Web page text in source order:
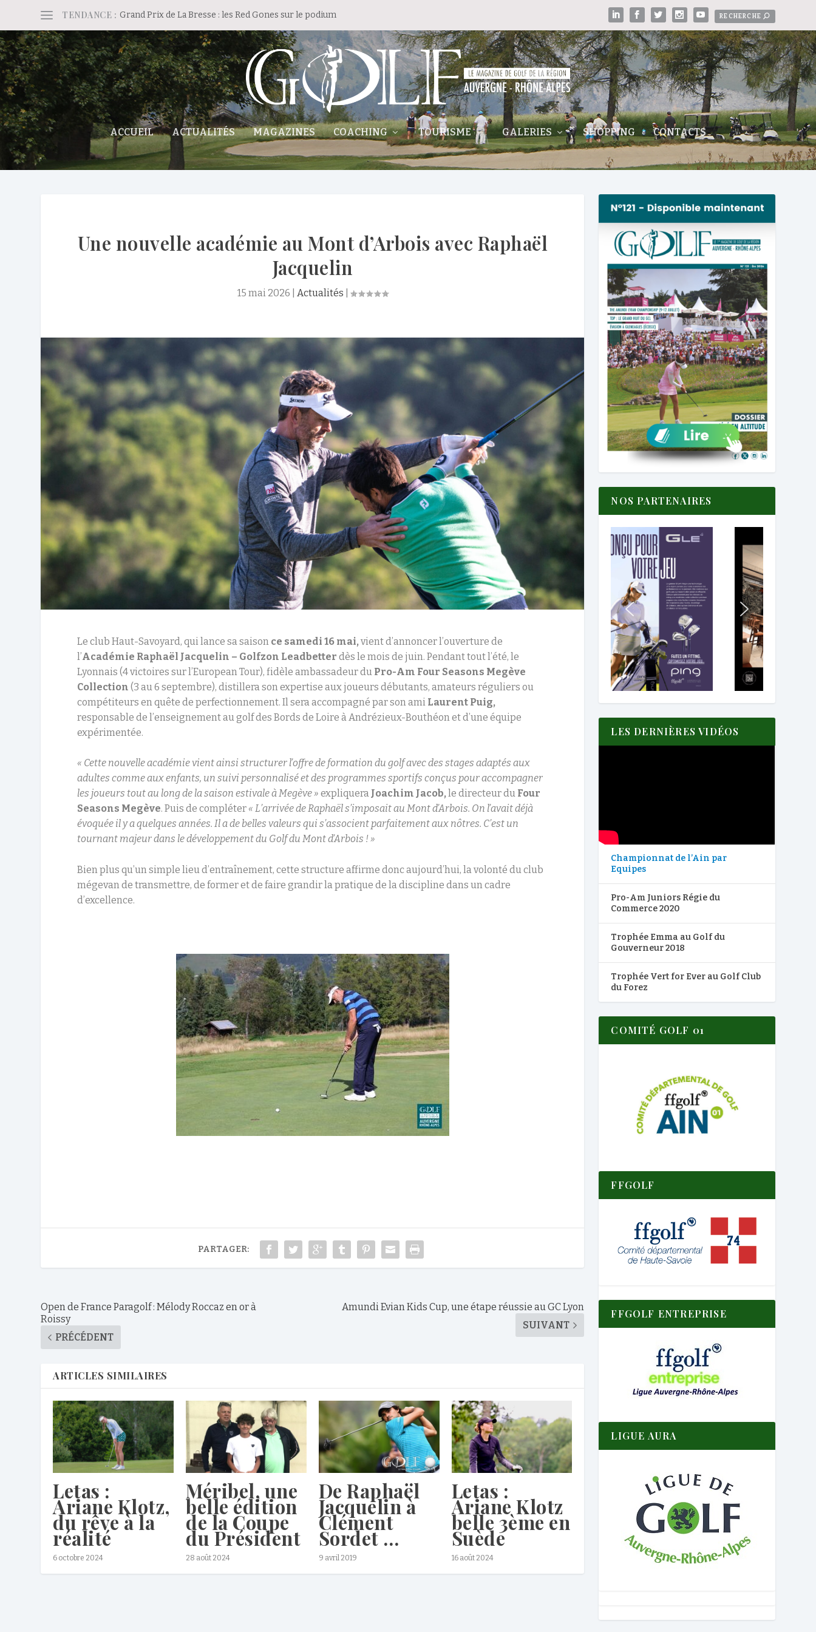
TENDANCE : Grand Prix de La Bresse : les Red Gones sur le podium
ACCUEIL ACTUALITÉS MAGAZINES COACHING TOURISME GALERIES SHOPPING CONTACTS
Une nouvelle académie au Mont d’Arbois avec Raphaël
Jacquelin
15 mai 2026 Actualités
Le club Haut-Savoyard, qui lance sa saison ce samedi 16 mai, vient d’annoncer l’ouverture de
l’Académie Raphaël Jacquelin – Golfzon Leadbetter dès le mois de juin. Pendant tout l’été, le
Lyonnais (4 victoires sur l’European Tour), fidèle ambassadeur du Pro-Am Four Seasons Megève
Collection (3 au 6 septembre), distillera son expertise aux joueurs débutants, amateurs réguliers ou
compétiteurs en quête de perfectionnement. Il sera accompagné par son ami Laurent Puig,
responsable de l’enseignement au golf des Bords de Loire à Andrézieux-Bouthéon et d’une équipe
expérimentée.
« Cette nouvelle académie vient ainsi structurer l’offre de formation du golf avec des stages adaptés aux
adultes comme aux enfants, un suivi personnalisé et des programmes sportifs conçus pour accompagner
les joueurs tout au long de la saison estivale à Megève » expliquera Joachim Jacob,le directeur du Four
Seasons Megève. Puis de compléter « L’arrivée de Raphaël s’imposait au Mont d’Arbois. On l’avait déjà
évoquée il y a quelques années. Il a de belles valeurs qui s’associent parfaitement aux nôtres. C’est un
tournant majeur dans le développement du Golf du Mont d’Arbois ! »
Bien plus qu’un simple lieu d’entraînement, cette structure affirme donc aujourd’hui, la volonté du club
mégevan de transmettre, de former et de faire grandir la pratique de la discipline dans un cadre
d’excellence.
PARTAGER:
Open de France Paragolf : Mélody Roccaz en or à
Roissy
PRÉCÉDENT
Amundi Evian Kids Cup, une étape réussie au GC Lyon
SUIVANT
ARTICLES SIMILAIRES
Letas :
Ariane Klotz,
du rêve à la
réalité
6 octobre 2024
Méribel, une
belle édition
de la Coupe
du Président
28 août 2024
De Raphaël
Jacquelin à
Clément
Sordet …
9 avril 2019
Letas :
Ariane Klotz
belle 3ème en
Suède
16 août 2024
NOS PARTENAIRES
LES DERNIÈRES VIDÉOS
Championnat de l’Ain par
Equipes
Pro-Am Juniors Régie du
Commerce 2020
Trophée Emma au Golf du
Gouverneur 2018
Trophée Vert for Ever au Golf Club
du Forez
COMITÉ GOLF 01
FFGOLF
FFGOLF ENTREPRISE
LIGUE AURA